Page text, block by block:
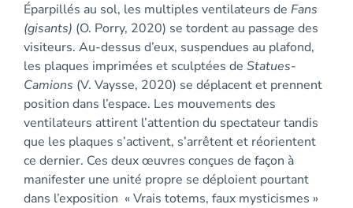
Bibliographie
Notes
Illustrations
Citer cet article
Auteurs
Éparpillés au sol, les multiples ventilateurs de Fans
(gisants) (O. Porry, 2020) se tordent au passage des
visiteurs. Au-dessus d’eux, suspendues au plafond,
les plaques imprimées et sculptées de Statues-
Camions (V. Vaysse, 2020) se déplacent et prennent
position dans l’espace. Les mouvements des
ventilateurs attirent l’attention du spectateur tandis
que les plaques s’activent, s’arrêtent et réorientent
ce dernier. Ces deux œuvres conçues de façon à
manifester une unité propre se déploient pourtant
dans l’exposition « Vrais totems, faux mysticismes »